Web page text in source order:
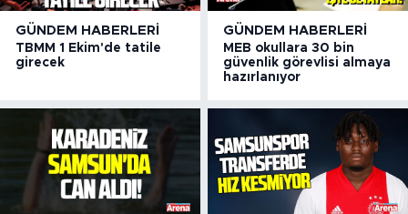
GÜNDEM HABERLERI
TBMM 1 Ekim'de tatile
girecek
GÜNDEM HABERLERI
MEB okullara 30 bin
güvenlik görevlisi almaya
hazırlanıyor